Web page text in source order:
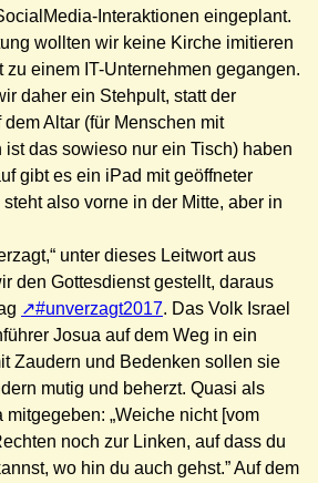
Interaktionen eingeplant.
wollten wir keine Kirche imitieren
einem IT-Unternehmen gegangen.
daher ein Stehpult, statt der
Altar (für Menschen mit
ist das sowieso nur ein Tisch) haben
gibt es ein iPad mit geöffneter
also vorne in der Mitte, aber in
unter dieses Leitwort aus
den Gottesdienst gestellt, daraus
#unverzagt2017. Das Volk Israel
Josua auf dem Weg in ein
Zaudern und Bedenken sollen sie
mutig und beherzt. Quasi als
mitgegeben: „Weiche nicht [vom
noch zur Linken, auf dass du
wo hin du auch gehst.” Auf dem